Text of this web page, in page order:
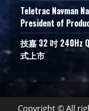
Teletrac Navman
President of
技嘉 32 吋 240Hz
式上市
Copyright © All